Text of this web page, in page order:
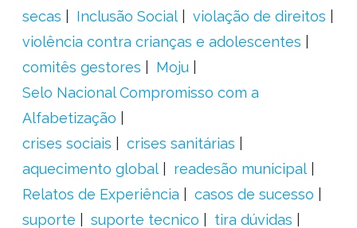
secas
Inclusão Social
violação de direitos
violência contra crianças e adolescentes
comitês gestores
Moju
Selo Nacional Compromisso com a
Alfabetização
crises sociais
crises sanitárias
aquecimento global
readesão municipal
Relatos de Experiência
casos de sucesso
suporte
suporte tecnico
tira dúvidas